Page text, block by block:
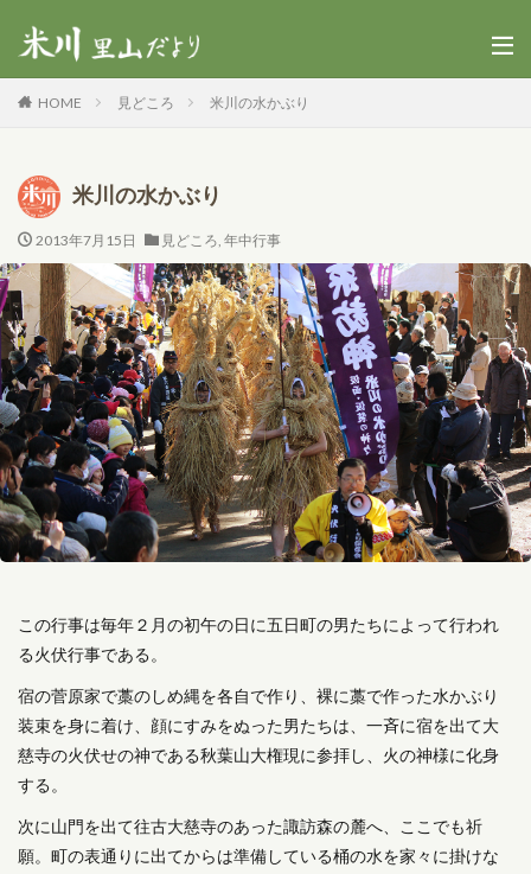
HOME 見どころ 米川の水かぶり
米川の水かぶり
2013年7月15日 見どころ, 年中行事
この行事は毎年２月の初午の日に五日町の男たちによって行われ
る火伏行事である。
宿の菅原家で藁のしめ縄を各自で作り、裸に藁で作った水かぶり
装束を身に着け、顔にすみをぬった男たちは、一斉に宿を出て大
慈寺の火伏せの神である秋葉山大権現に参拝し、火の神様に化身
する。
次に山門を出て往古大慈寺のあった諏訪森の麓へ、ここでも祈
願。町の表通りに出てからは準備している桶の水を家々に掛けな